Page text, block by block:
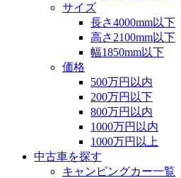
サイズ
長さ4000mm以下
高さ2100mm以下
幅1850mm以下
価格
500万円以内
200万円以下
800万円以内
1000万円以内
1000万円以上
中古車を探す
キャンピングカー一覧